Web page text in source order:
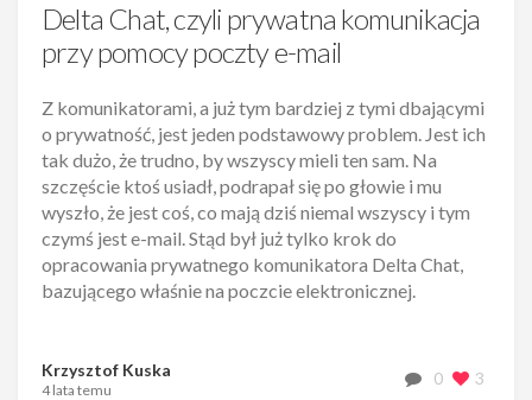
Delta Chat, czyli prywatna komunikacja
przy pomocy poczty e-mail
Z komunikatorami, a już tym bardziej z tymi dbającymi
o prywatność, jest jeden podstawowy problem. Jest ich
tak dużo, że trudno, by wszyscy mieli ten sam. Na
szczęście ktoś usiadł, podrapał się po głowie i mu
wyszło, że jest coś, co mają dziś niemal wszyscy i tym
czymś jest e-mail. Stąd był już tylko krok do
opracowania prywatnego komunikatora Delta Chat,
bazującego właśnie na poczcie elektronicznej.
Krzysztof Kuska
4 lata temu
0 3